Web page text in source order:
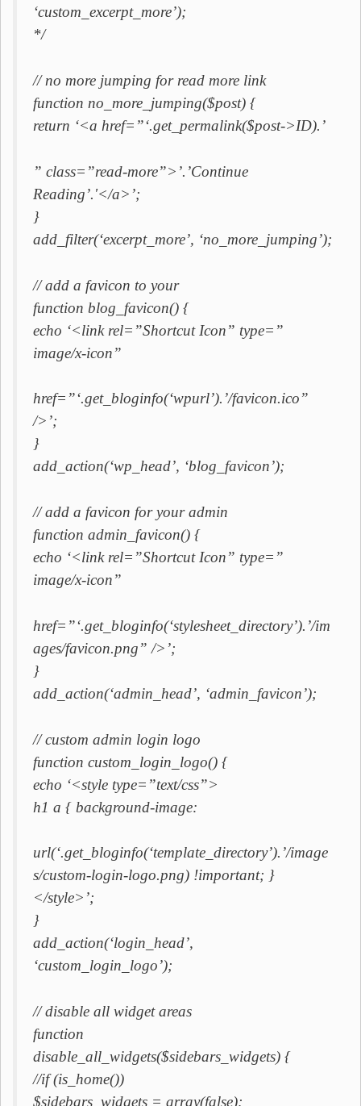
‘custom_excerpt_more’);
*/
// no more jumping for read more link
function no_more_jumping($post) {
return ‘<a href=”‘.get_permalink($post->ID).’
” class=”read-more”>’.’Continue
Reading’.'</a>’;
}
add_filter(‘excerpt_more’, ‘no_more_jumping’);
// add a favicon to your
function blog_favicon() {
echo ‘<link rel=”Shortcut Icon” type=”
image/x-icon”
href=”‘.get_bloginfo(‘wpurl’).’/favicon.ico”
/>’;
}
add_action(‘wp_head’, ‘blog_favicon’);
// add a favicon for your admin
function admin_favicon() {
echo ‘<link rel=”Shortcut Icon” type=”
image/x-icon”
href=”‘.get_bloginfo(‘stylesheet_directory’).’/im
ages/favicon.png” />’;
}
add_action(‘admin_head’, ‘admin_favicon’);
// custom admin login logo
function custom_login_logo() {
echo ‘<style type=”text/css”>
h1 a { background-image:
url(‘.get_bloginfo(‘template_directory’).’/image
s/custom-login-logo.png) !important; }
</style>’;
}
add_action(‘login_head’,
‘custom_login_logo’);
// disable all widget areas
function
disable_all_widgets($sidebars_widgets) {
//if (is_home())
$sidebars_widgets = array(false);